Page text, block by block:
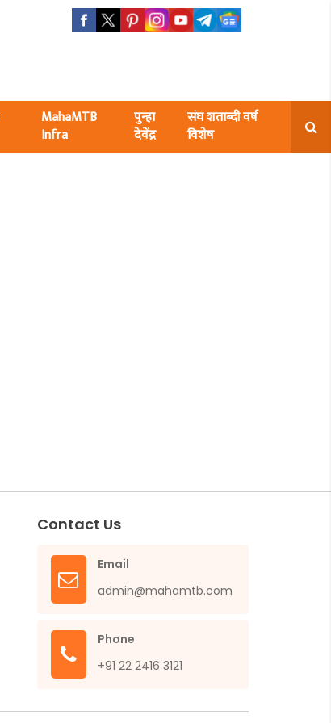
MahaMTB
Infra
पुन्हा
देवेंद्र
संघ शताब्दी वर्ष
विशेष
Contact Us
Email
admin@mahamtb.com
Phone
+91 22 2416 3121